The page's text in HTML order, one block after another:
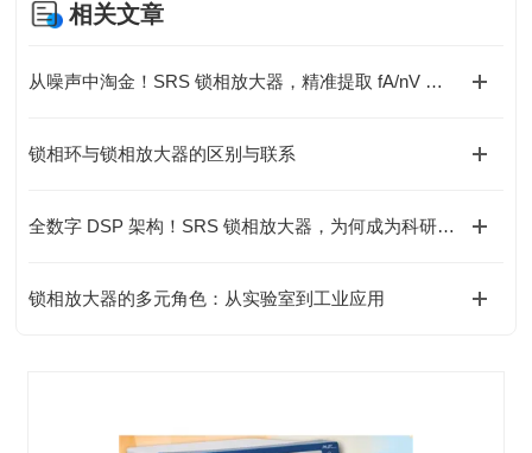
相关文章
从噪声中淘金！SRS 锁相放大器，精准提取 fA/nV 级信号
锁相环与锁相放大器的区别与联系
全数字 DSP 架构！SRS 锁相放大器，为何成为科研精密测量神器？
锁相放大器的多元角色：从实验室到工业应用